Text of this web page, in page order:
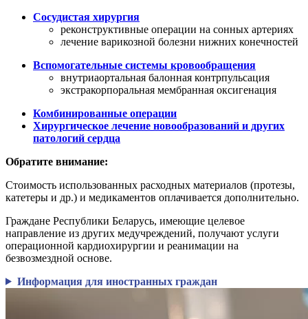
Сосудистая хирургия
реконструктивные операции на сонных артериях
лечение варикозной болезни нижних конечностей
Вспомогательные системы кровообращения
внутриаортальная балонная контрпульсация
экстракорпоральная мембранная оксигенация
Комбинированные операции
Хирургическое лечение новообразований и других
патологий сердца
Обратите внимание:
Стоимость использованных расходных материалов (протезы,
катетеры и др.) и медикаментов оплачивается дополнительно.
Граждане Республики Беларусь, имеющие целевое
направление из других медучреждений, получают услуги
операционной кардиохирургии и реанимации на
безвозмездной основе.
Информация для иностранных граждан